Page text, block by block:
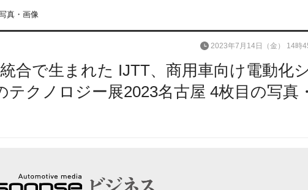
ポー
メ
テクノロジー
キーパーソンイ
ンタビュー
真・画像
合で生まれた IJTT、商用車向け電動化シ
クノロジー展2023名古屋 4枚目の写真・
2023年7月14日（金） 14時